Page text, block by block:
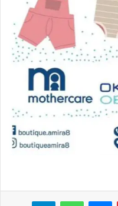
بينتيريستماسنجر واتساب تيلقرام